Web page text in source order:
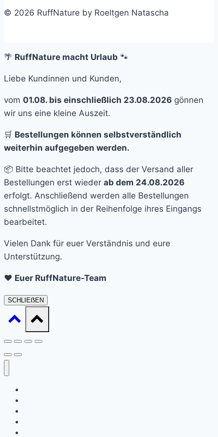
© 2026 RuffNature by Roeltgen Natascha
🌴 RuffNature macht Urlaub 🐾
Liebe Kundinnen und Kunden,
vom 01.08. bis einschließlich 23.08.2026 gönnen
wir uns eine kleine Auszeit.
🛒 Bestellungen können selbstverständlich
weiterhin aufgegeben werden.
📦 Bitte beachtet jedoch, dass der Versand aller
Bestellungen erst wieder ab dem 24.08.2026
erfolgt. Anschließend werden alle Bestellungen
schnellstmöglich in der Reihenfolge ihres Eingangs
bearbeitet.
Vielen Dank für euer Verständnis und eure
Unterstützung.
❤️ Euer RuffNature-Team
SCHLIEẞEN